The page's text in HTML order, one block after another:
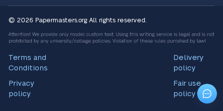
© 2026 Papermasters.org All rights reserved.
Terms and
Conditions
Privacy
policy
Delivery
policy
Fair use
policy